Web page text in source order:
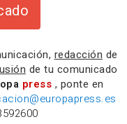
redacción de
de tu comunicado
press , ponte en